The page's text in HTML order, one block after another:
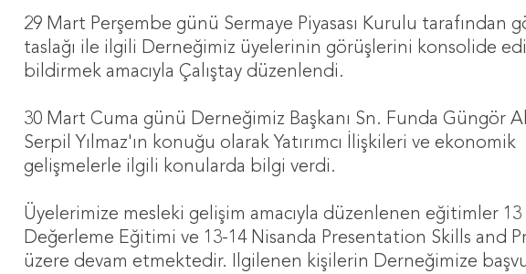
29 Mart Perşembe günü Sermaye Piyasası Kurulu tarafından
taslağı ile ilgili Derneğimiz üyelerinin görüşlerini konsolide
bildirmek amacıyla Çalıştay düzenlendi.
30 Mart Cuma günü Derneğimiz Başkanı Sn. Funda Güngör
Serpil Yılmaz'ın konuğu olarak Yatırımcı İlişkileri ve ekonomik
gelişmelerle ilgili konularda bilgi verdi.
Üyelerimize mesleki gelişim amacıyla düzenlenen eğitimler
Değerleme Eğitimi ve 13-14 Nisanda Presentation Skills and
üzere devam etmektedir. Ilgilenen kişilerin Derneğimize